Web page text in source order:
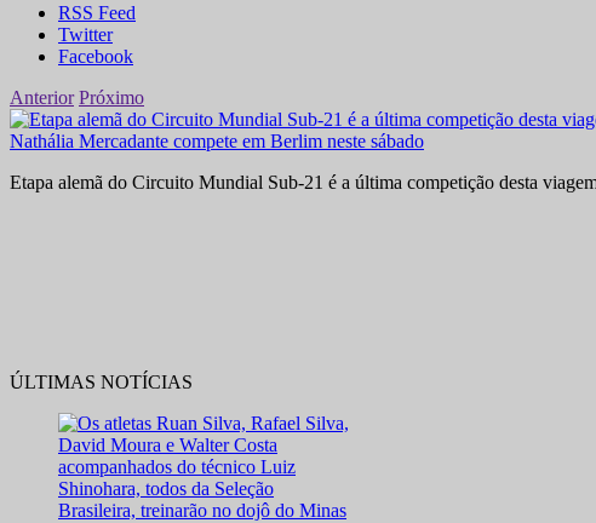
RSS Feed
Twitter
Facebook
Anterior Próximo
Nathália Mercadante compete em Berlim neste sábado
Etapa alemã do Circuito Mundial Sub-21 é a última competição desta
ÚLTIMAS NOTÍCIAS